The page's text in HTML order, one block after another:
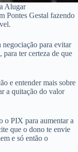
Alugar
Pontes Gestal fazendo
para evitar
ter certeza de que
e entender mais sobre
a quitação do valor
o PIX para aumentar a
que o dono te envie
e só então o